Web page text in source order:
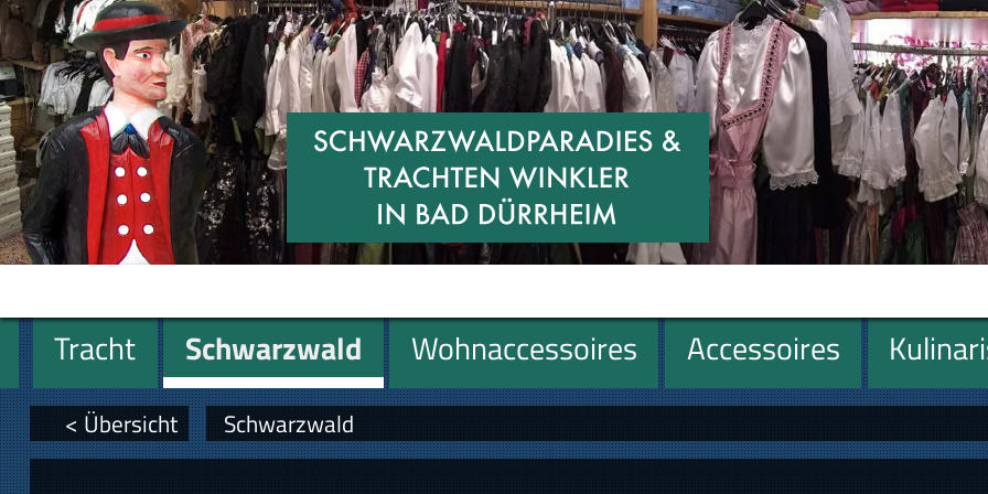
Tracht Schwarzwald Wohnaccessoires Accessoires
Miniaturen
Geschenke
< Übersicht Schwarzwald